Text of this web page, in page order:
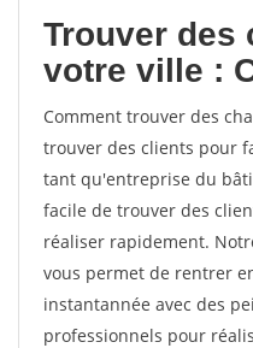
Trouver des
votre ville :
Comment trouver des
trouver des clients pour
tant qu'entreprise du
facile de trouver des
réaliser rapidement.
vous permet de rentrer
instantannée avec des
professionnels pour